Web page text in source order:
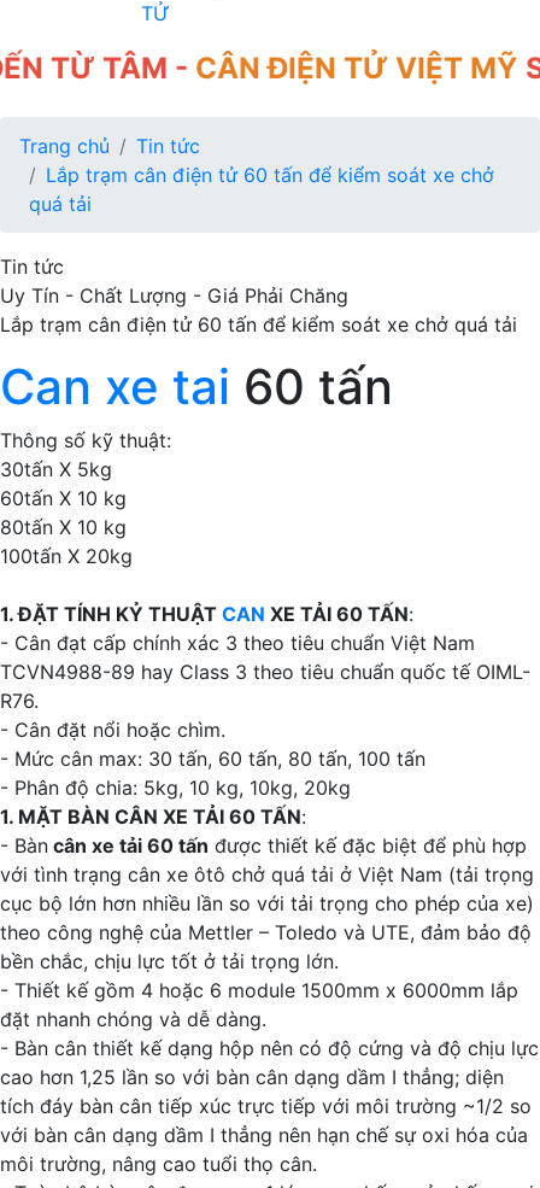
TỬ
TÂM -CÂN ĐIỆN TỬ VIỆT MỸ
Trang chủ
Tin tức
Lắp trạm cân điện tử 60 tấn để kiểm soát xe chở
quá tải
Tin tức
Uy Tín - Chất Lượng - Giá Phải Chăng
Lắp trạm cân điện tử 60 tấn để kiểm soát xe chở quá tải
Can xe tai 60 tấn
Thông số kỹ thuật:
30tấn X 5kg
60tấn X 10 kg
80tấn X 10 kg
100tấn X 20kg
1. ĐẶT TÍNH KỶ THUẬT CAN XE TẢI 60 TẤN:
- Cân đạt cấp chính xác 3 theo tiêu chuẩn Việt Nam
TCVN4988-89 hay Class 3 theo tiêu chuẩn quốc tế OIML-
R76.
- Cân đặt nổi hoặc chìm.
- Mức cân max: 30 tấn, 60 tấn, 80 tấn, 100 tấn
- Phân độ chia: 5kg, 10 kg, 10kg, 20kg
1. MẶT BÀN CÂN XE TẢI 60 TẤN:
- Bàn cân xe tải 60 tấn được thiết kế đặc biệt để phù hợp
với tình trạng cân xe ôtô chở quá tải ở Việt Nam (tải trọng
cục bộ lớn hơn nhiều lần so với tải trọng cho phép của xe)
theo công nghệ của Mettler – Toledo và UTE, đảm bảo độ
bền chắc, chịu lực tốt ở tải trọng lớn.
- Thiết kế gồm 4 hoặc 6 module 1500mm x 6000mm lắp
đặt nhanh chóng và dễ dàng.
- Bàn cân thiết kế dạng hộp nên có độ cứng và độ chịu lực
cao hơn 1,25 lần so với bàn cân dạng dầm I thẳng; diện
tích đáy bàn cân tiếp xúc trực tiếp với môi trường ~1/2 so
với bàn cân dạng dầm I thẳng nên hạn chế sự oxi hóa của
môi trường, nâng cao tuổi thọ cân.